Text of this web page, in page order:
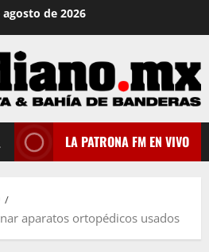
agosto de 2026
LA PATRONA FM EN VIVO
aparatos ortopédicos usados